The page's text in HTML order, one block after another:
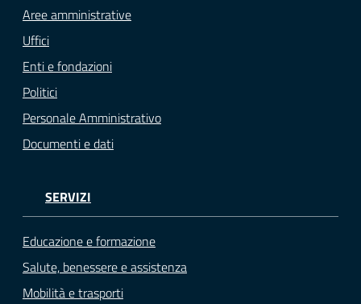
Aree amministrative
Uffici
Enti e fondazioni
Politici
Personale Amministrativo
Documenti e dati
SERVIZI
Educazione e formazione
Salute, benessere e assistenza
Mobilità e trasporti